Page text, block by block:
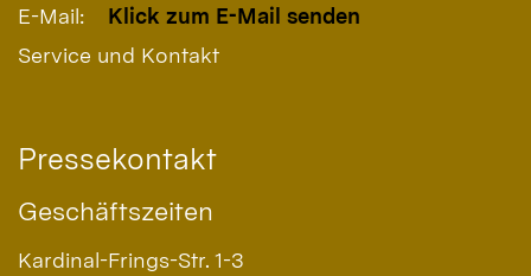
E-Mail:
Klick zum E-Mail senden
Service und Kontakt
Pressekontakt
Geschäftszeiten
Kardinal-Frings-Str. 1-3